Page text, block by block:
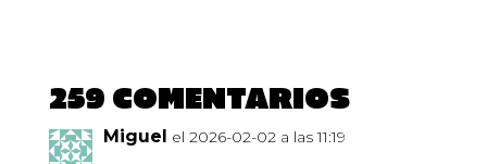
259 Comentarios
Miguel el 2026-02-02 a las 11:19